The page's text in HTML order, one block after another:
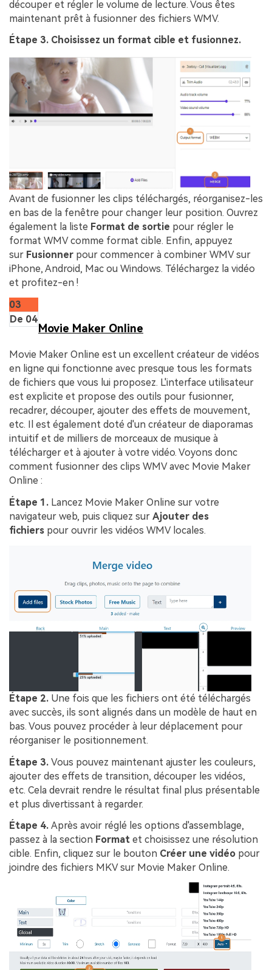
découper et régler le volume de lecture. Vous êtes
maintenant prêt à fusionner des fichiers WMV.
Étape 3. Choisissez un format cible et fusionnez.
Avant de fusionner les clips téléchargés, réorganisez-les
en bas de la fenêtre pour changer leur position. Ouvrez
également la liste Format de sortie pour régler le
format WMV comme format cible. Enfin, appuyez
sur Fusionner pour commencer à combiner WMV sur
iPhone, Android, Mac ou Windows. Téléchargez la vidéo
et profitez-en !
03
De 04
Movie Maker Online
Movie Maker Online est un excellent créateur de vidéos
en ligne qui fonctionne avec presque tous les formats
de fichiers que vous lui proposez. L'interface utilisateur
est explicite et propose des outils pour fusionner,
recadrer, découper, ajouter des effets de mouvement,
etc. Il est également doté d'un créateur de diaporamas
intuitif et de milliers de morceaux de musique à
télécharger et à ajouter à votre vidéo. Voyons donc
comment fusionner des clips WMV avec Movie Maker
Online :
Étape 1. Lancez Movie Maker Online sur votre
navigateur web, puis cliquez sur Ajouter des
fichiers pour ouvrir les vidéos WMV locales.
Étape 2. Une fois que les fichiers ont été téléchargés
avec succès, ils sont alignés dans un modèle de haut en
bas. Vous pouvez procéder à leur déplacement pour
réorganiser le positionnement.
Étape 3. Vous pouvez maintenant ajuster les couleurs,
ajouter des effets de transition, découper les vidéos,
etc. Cela devrait rendre le résultat final plus présentable
et plus divertissant à regarder.
Étape 4. Après avoir réglé les options d'assemblage,
passez à la section Format et choisissez une résolution
cible. Enfin, cliquez sur le bouton Créer une vidéo pour
joindre des fichiers MKV sur Movie Maker Online.